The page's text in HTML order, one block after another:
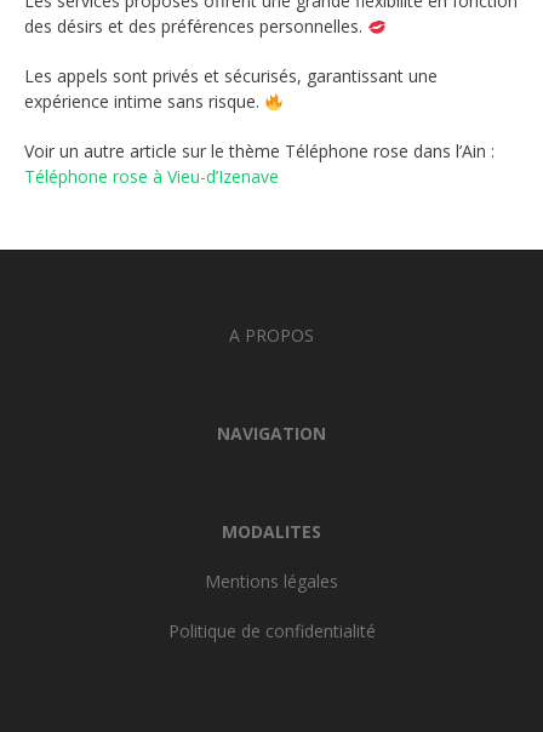
des désirs et des préférences personnelles.
Les appels sont privés et sécurisés, garantissant une
expérience intime sans risque.
Voir un autre article sur le thème Téléphone rose dans l’Ain :
Téléphone rose à Vieu-d’Izenave
A PROPOS
NAVIGATION
MODALITES
Mentions légales
Politique de confidentialité